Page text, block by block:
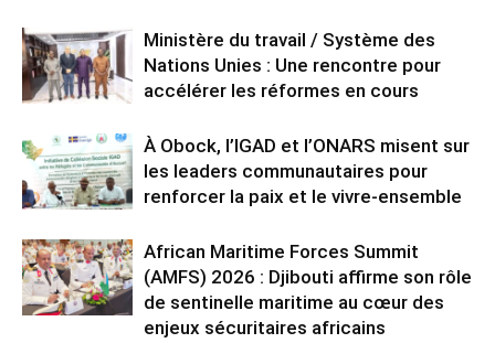
Ministère du travail / Système des
Nations Unies : Une rencontre pour
accélérer les réformes en cours
À Obock, l’IGAD et l’ONARS misent sur
les leaders communautaires pour
renforcer la paix et le vivre-ensemble
African Maritime Forces Summit
(AMFS) 2026 : Djibouti affirme son rôle
de sentinelle maritime au cœur des
enjeux sécuritaires africains